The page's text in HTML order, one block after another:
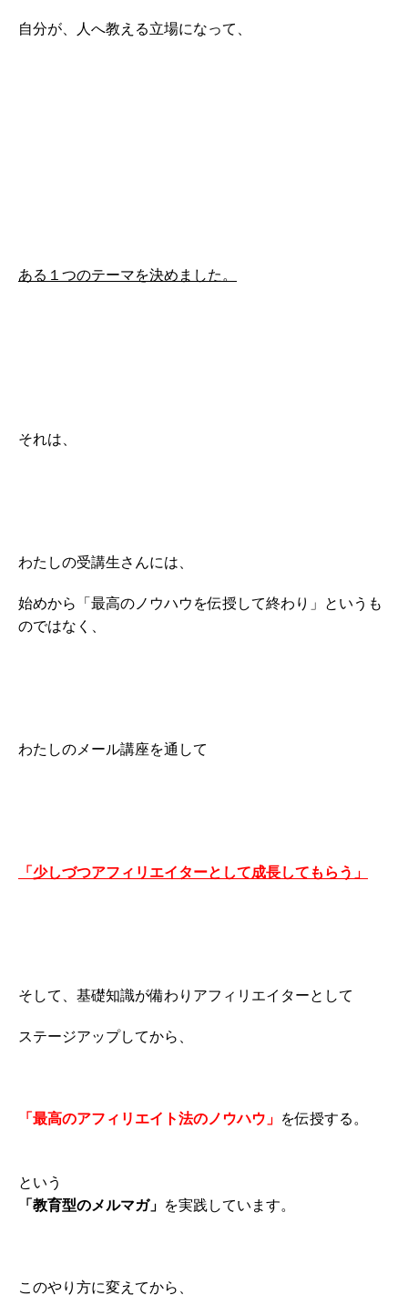
自分が、人へ教える立場になって、
ある１つのテーマを決めました。
それは、
わたしの受講生さんには、
始めから「最高のノウハウを伝授して終わり」というも
のではなく、
わたしのメール講座を通して
「少しづつアフィリエイターとして成長してもらう」
そして、基礎知識が備わりアフィリエイターとして
ステージアップしてから、
「最高のアフィリエイト法のノウハウ」 を伝授する。
という
「教育型のメルマガ」 を実践しています。
このやり方に変えてから、